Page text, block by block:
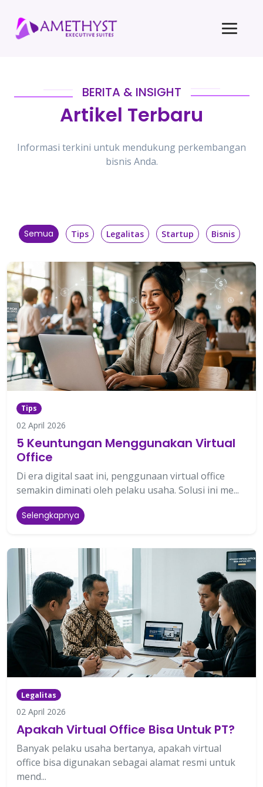
BERITA & INSIGHT
Artikel Terbaru
Informasi terkini untuk mendukung perkembangan
bisnis Anda.
Semua Tips Legalitas Startup Bisnis
Tips
02 April 2026
5 Keuntungan Menggunakan Virtual
Office
Di era digital saat ini, penggunaan virtual office
semakin diminati oleh pelaku usaha. Solusi ini me...
Selengkapnya
Legalitas
02 April 2026
Apakah Virtual Office Bisa Untuk PT?
Banyak pelaku usaha bertanya, apakah virtual
office bisa digunakan sebagai alamat resmi untuk
mend...